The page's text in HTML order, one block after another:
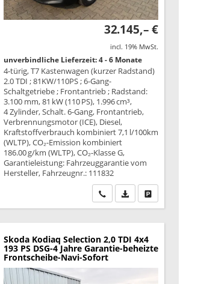
drucken
oder vergleichen
drucken
32.145,– €
incl. 19% MwSt.
unverbindliche Lieferzeit: 4 - 6 Monate
4-türig, T7 Kastenwagen (kurzer Radstand)
2.0 TDI ; 81KW/110PS ; 6-Gang-
Schaltgetriebe ; Frontantrieb ; Radstand:
3.100 mm, 81 kW (110 PS), 1.996 cm³,
4 Zylinder, Schalt. 6-Gang, Frontantrieb,
Verbrennungsmotor (ICE), Diesel,
Kraftstoffverbrauch kombiniert 7,1 l/100km
(WLTP), CO₂-Emission kombiniert
186.00 g/km (WLTP), CO₂-Klasse G,
Garantieleistung: Fahrzeuggarantie vom
Hersteller, Fahrzeugnr.: 111832
Wir rufen Sie an
PDF-Datei,Drucken,
Skoda Kodiaq Selection 2,0 TDI 4x4
193 PS DSG-4 Jahre Garantie-beheizte
Frontscheibe-Navi-Sofort